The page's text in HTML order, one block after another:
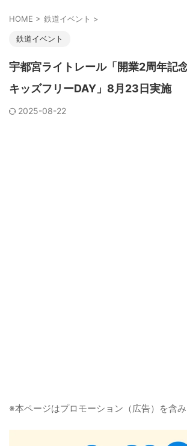
HOME > 鉄道イベント >
鉄道イベント
宇都宮ライトレール「開業2周年記
キッズフリーDAY」8月23日実施
2025-08-22
※本ページはプロモーション（広告）を含み